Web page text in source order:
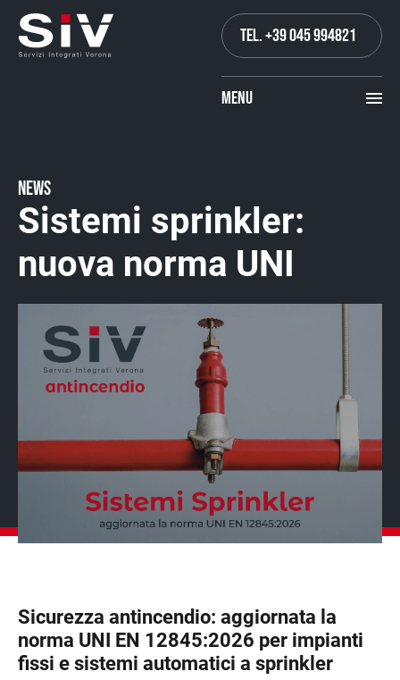
TEL. +39 045 994821
MENU
News
Sistemi sprinkler:
nuova norma UNI
Sicurezza antincendio: aggiornata la
norma UNI EN 12845:2026 per impianti
fissi e sistemi automatici a sprinkler